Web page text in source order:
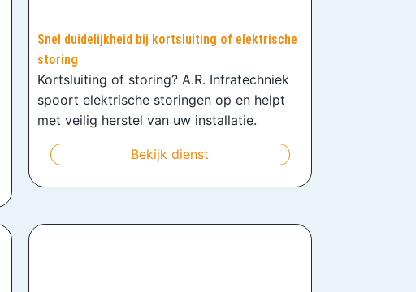
Snel duidelijkheid bij kortsluiting of elektrische
storing
Kortsluiting of storing? A.R. Infratechniek
spoort elektrische storingen op en helpt
met veilig herstel van uw installatie.
Bekijk dienst